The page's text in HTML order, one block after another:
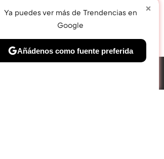
×
Ya puedes ver más de Trendencias en
Google
Añádenos como fuente preferida